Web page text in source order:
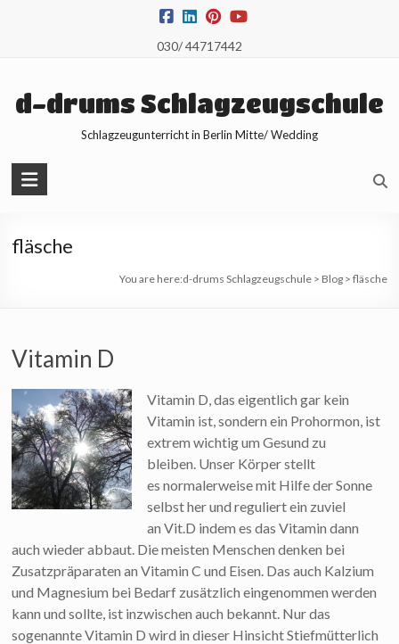
030/ 44717442
d-drums Schlagzeugschule
Schlagzeugunterricht in Berlin Mitte/ Wedding
fläsche
You are here:d-drums Schlagzeugschule> Blog> fläsche
Vitamin D
Vitamin D, das eigentlich gar kein
Vitamin ist, sondern ein Prohormon, ist
extrem wichtig um Gesund zu
bleiben. Unser Körper stellt
es normalerweise mit Hilfe der Sonne
selbst her und reguliert ein zuviel
an Vit.D indem es das Vitamin dann
auch wieder abbaut. Die meisten Menschen denken bei
Zusatzpräparaten an Vitamin C und Eisen. Das auch Kalzium
und Magnesium bei Bedarf zusätzlich eingenommen werden
kann und sollte, ist inzwischen auch bekannt. Nur das
sogenannte Vitamin D wird in dieser Hinsicht Stiefmütterlich